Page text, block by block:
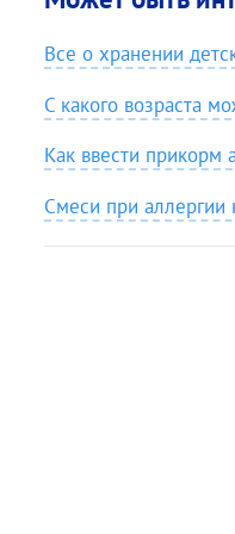
Все о хранении
С какого возраста
Как ввести прикорм
Смеси при аллергии